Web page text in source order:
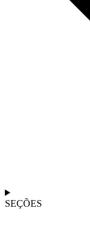
SEÇÕES